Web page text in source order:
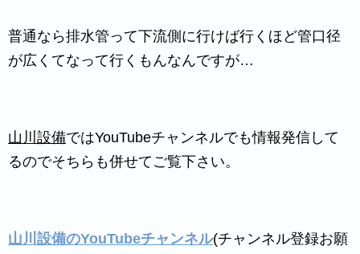
普通なら排水管って下流側に行けば行くほど管口径
が広くてなって行くもんなんですが…
山川設備ではYouTubeチャンネルでも情報発信して
るのでそちらも併せてご覧下さい。
山川設備のYouTubeチャンネル(チャンネル登録お願